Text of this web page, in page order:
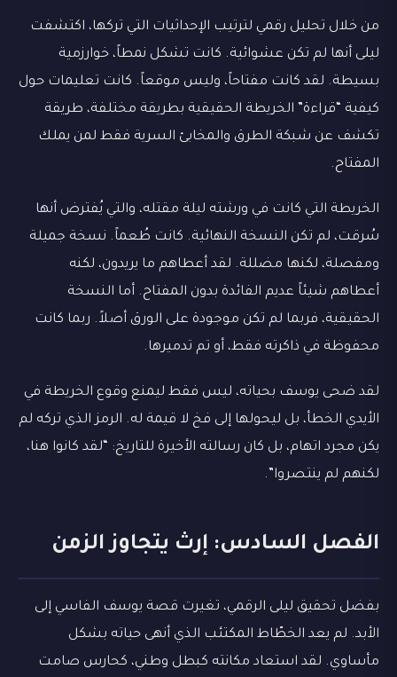
من خلال تحليل رقمي لترتيب الإحداثيات التي تركها، اكتشفت
ليلى أنها لم تكن عشوائية. كانت تشكل نمطاً، خوارزمية
بسيطة. لقد كانت مفتاحاً، وليس موقعاً. كانت تعليمات حول
كيفية “قراءة” الخريطة الحقيقية بطريقة مختلفة، طريقة
تكشف عن شبكة الطرق والمخابئ السرية فقط لمن يملك
المفتاح.
الخريطة التي كانت في ورشته ليلة مقتله، والتي يُفترض أنها
سُرقت، لم تكن النسخة النهائية. كانت طُعماً. نسخة جميلة
ومفصلة، لكنها مضللة. لقد أعطاهم ما يريدون، لكنه
أعطاهم شيئاً عديم الفائدة بدون المفتاح. أما النسخة
الحقيقية، فربما لم تكن موجودة على الورق أصلاً. ربما كانت
محفوظة في ذاكرته فقط، أو تم تدميرها.
لقد ضحى يوسف بحياته، ليس فقط ليمنع وقوع الخريطة في
الأيدي الخطأ، بل ليحولها إلى فخ لا قيمة له. الرمز الذي تركه لم
يكن مجرد اتهام، بل كان رسالته الأخيرة للتاريخ: “لقد كانوا هنا،
لكنهم لم ينتصروا”.
الفصل السادس: إرث يتجاوز الزمن
بفضل تحقيق ليلى الرقمي، تغيرت قصة يوسف الفاسي إلى
الأبد. لم يعد الخطّاط المكتئب الذي أنهى حياته بشكل
مأساوي. لقد استعاد مكانته كبطل وطني، كحارس صامت